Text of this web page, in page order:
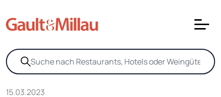
15.03.2023